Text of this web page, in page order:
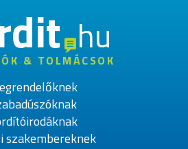
hu
& TOLMÁCSOK
szakembereknek